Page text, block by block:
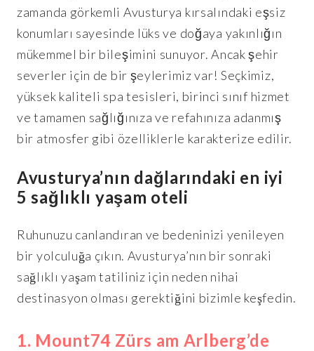
zamanda görkemli Avusturya kırsalındaki eşsiz
konumları sayesinde lüks ve doğaya yakınlığın
mükemmel bir bileşimini sunuyor. Ancak şehir
severler için de bir şeylerimiz var! Seçkimiz,
yüksek kaliteli spa tesisleri, birinci sınıf hizmet
ve tamamen sağlığınıza ve refahınıza adanmış
bir atmosfer gibi özelliklerle karakterize edilir.
Avusturya’nın dağlarındaki en iyi
5 sağlıklı yaşam oteli
Ruhunuzu canlandıran ve bedeninizi yenileyen
bir yolculuğa çıkın. Avusturya’nın bir sonraki
sağlıklı yaşam tatiliniz için neden nihai
destinasyon olması gerektiğini bizimle keşfedin.
1. Mount74 Zürs am Arlberg’de